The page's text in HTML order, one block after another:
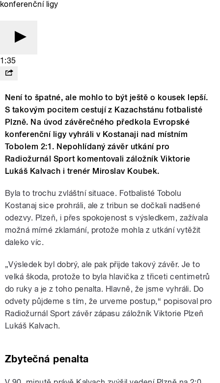
konferenční ligy
1:35
Není to špatné, ale mohlo to být ještě o kousek lepší.
S takovým pocitem cestují z Kazachstánu fotbalisté
Plzně. Na úvod závěrečného předkola Evropské
konferenční ligy vyhráli v Kostanaji nad místním
Tobolem 2:1. Nepohlídaný závěr utkání pro
Radiožurnál Sport komentovali záložník Viktorie
Lukáš Kalvach i trenér Miroslav Koubek.
Byla to trochu zvláštní situace. Fotbalisté Tobolu
Kostanaj sice prohráli, ale z tribun se dočkali nadšené
odezvy. Plzeň, i přes spokojenost s výsledkem, zažívala
možná mírné zklamání, protože mohla z utkání vytěžit
daleko víc.
„Výsledek byl dobrý, ale pak přijde takový závěr. Je to
velká škoda, protože to byla hlavička z třiceti centimetrů
do ruky a je z toho penalta. Hlavně, že jsme vyhráli. Do
odvety půjdeme s tím, že urveme postup,“ popisoval pro
Radiožurnál Sport závěr zápasu záložník Viktorie Plzeň
Lukáš Kalvach.
Zbytečná penalta